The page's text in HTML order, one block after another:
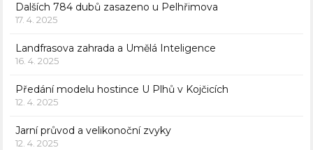
Dalších 784 dubů zasazeno u Pelhřimova
17. 4. 2025
Landfrasova zahrada a Umělá Inteligence
16. 4. 2025
Předání modelu hostince U Plhů v Kojčicích
12. 4. 2025
Jarní průvod a velikonoční zvyky
12. 4. 2025